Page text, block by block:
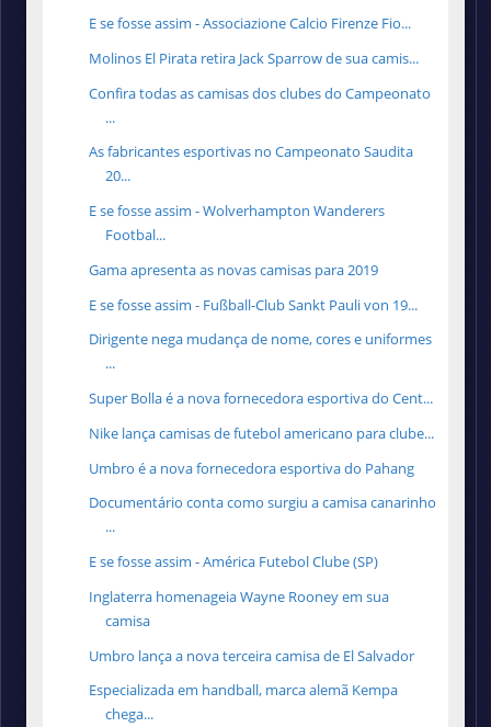
E se fosse assim - Associazione Calcio Firenze Fio...
Molinos El Pirata retira Jack Sparrow de sua camis...
Confira todas as camisas dos clubes do Campeonato
...
As fabricantes esportivas no Campeonato Saudita
20...
E se fosse assim - Wolverhampton Wanderers
Footbal...
Gama apresenta as novas camisas para 2019
E se fosse assim - Fußball-Club Sankt Pauli von 19...
Dirigente nega mudança de nome, cores e uniformes
...
Super Bolla é a nova fornecedora esportiva do Cent...
Nike lança camisas de futebol americano para clube...
Umbro é a nova fornecedora esportiva do Pahang
Documentário conta como surgiu a camisa canarinho
...
E se fosse assim - América Futebol Clube (SP)
Inglaterra homenageia Wayne Rooney em sua
camisa
Umbro lança a nova terceira camisa de El Salvador
Especializada em handball, marca alemã Kempa
chega...